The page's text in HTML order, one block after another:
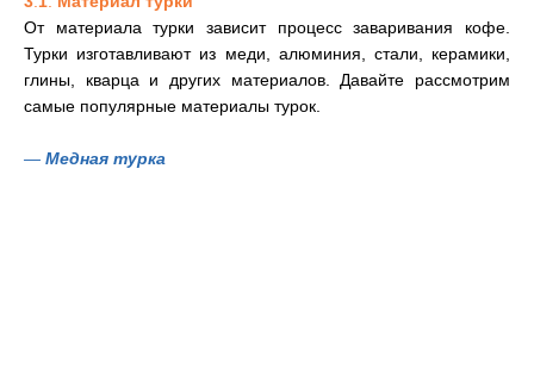
От материала турки зависит процесс заваривания кофе.
Турки изготавливают из меди, алюминия, стали, керамики,
глины, кварца и других материалов. Давайте рассмотрим
самые популярные материалы турок.
— Медная турка